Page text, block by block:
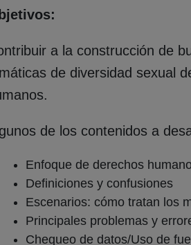
a la construcción de
de diversidad sexual
de los contenidos a
Enfoque de derechos
Definiciones y confusiones
Escenarios: cómo tratan los
Principales problemas y
Chequeo de datos/Uso de